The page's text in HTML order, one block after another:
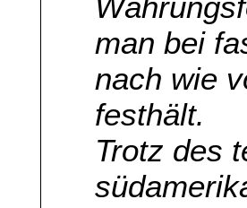
man bei
nach wie
festhält.
Trotz des